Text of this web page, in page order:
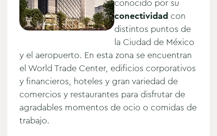
conocido por su
conectividad con
distintos puntos de
la Ciudad de México
y el aeropuerto. En esta zona se encuentran
el World Trade Center, edificios corporativos
y financieros, hoteles y gran variedad de
comercios y restaurantes para disfrutar de
agradables momentos de ocio o comidas de
trabajo.